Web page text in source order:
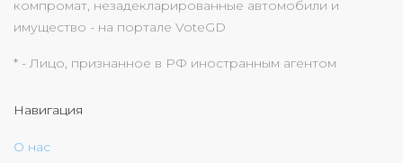
компромат, незадекларированные автомобили и
имущество - на портале VoteGD
* - Лицо, признанное в РФ иностранным агентом
Навигация
О нас